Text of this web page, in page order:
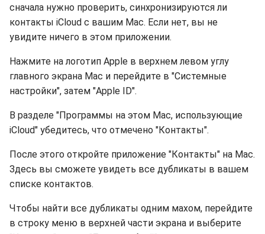
сначала нужно проверить, синхронизируются ли
контакты iCloud с вашим Mac. Если нет, вы не
увидите ничего в этом приложении.
Нажмите на логотип Apple в верхнем левом углу
главного экрана Mac и перейдите в "Системные
настройки", затем "Apple ID".
В разделе "Программы на этом Mac, использующие
iCloud" убедитесь, что отмечено "Контакты".
После этого откройте приложение "Контакты" на Mac.
Здесь вы сможете увидеть все дубликаты в вашем
списке контактов.
Чтобы найти все дубликаты одним махом, перейдите
в строку меню в верхней части экрана и выберите